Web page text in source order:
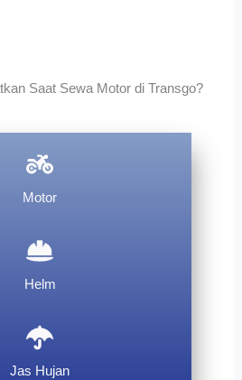
Saat Sewa Motor di Transgo?
Motor
Helm
Jas Hujan